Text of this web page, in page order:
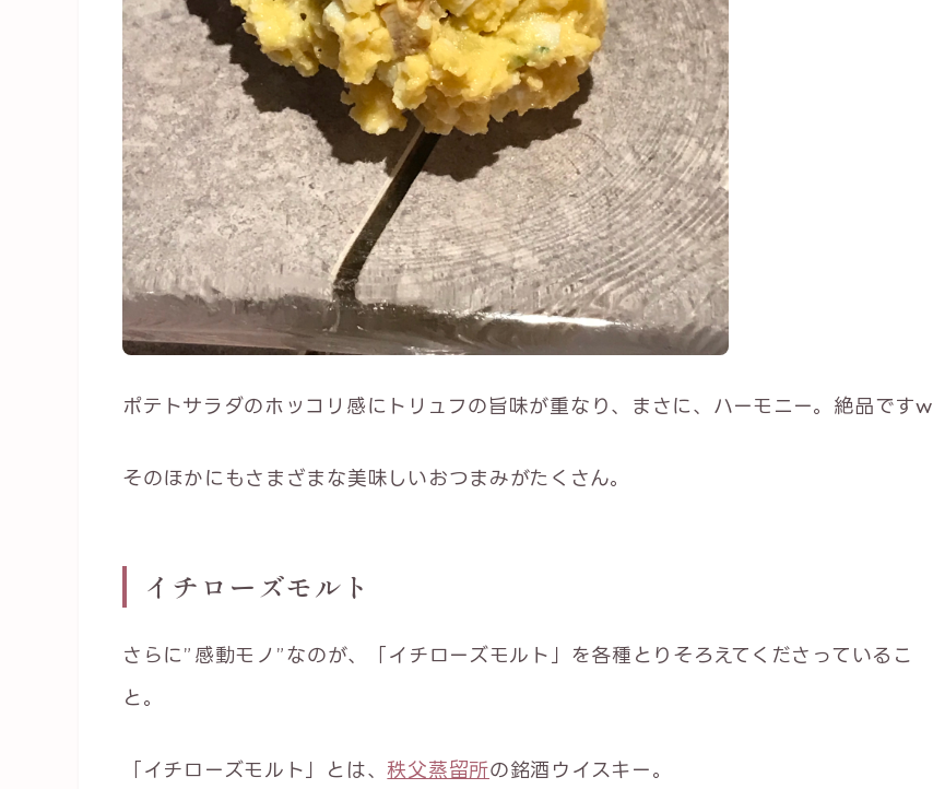
ポテトサラダのホッコリ感にトリュフの旨味が重なり、まさに、ハーモニー。絶品ですw
そのほかにもさまざまな美味しいおつまみがたくさん。
イチローズモルト
さらに”感動モノ”なのが、「イチローズモルト」を各種とりそろえてくださっているこ
と。
「イチローズモルト」とは、 秩父蒸留所の銘酒ウイスキー。